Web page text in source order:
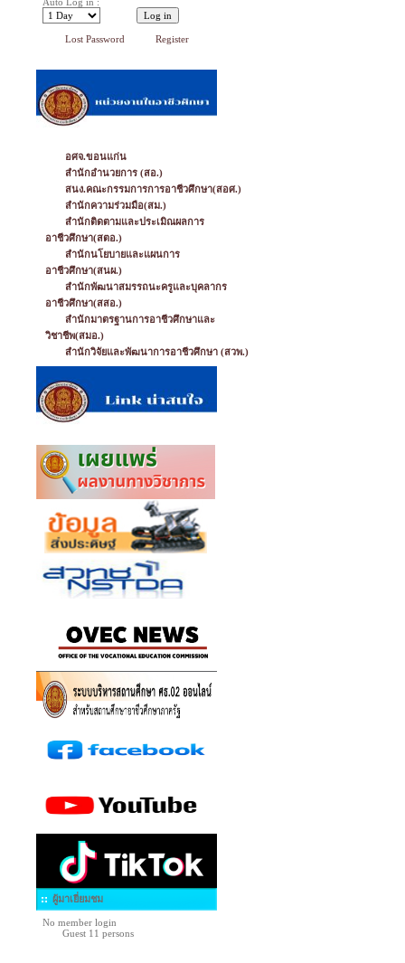
Lost Password Register
อศจ.ขอนแก่น
สำนักอำนวยการ (สอ.)
สนง.คณะกรรมการการอาชีวศึกษา(สอศ.)
สำนักความร่วมมือ(สม.)
สำนักติดตามและประเมิณผลการ
อาชีวศึกษา(สตอ.)
สำนักนโยบายและแผนการ
อาชีวศึกษา(สนผ.)
สำนักพัฒนาสมรรถนะครูและบุคลากร
อาชีวศึกษา(สสอ.)
สำนักมาตรฐานการอาชีวศึกษาและ
วิชาชีพ(สมอ.)
สำนักวิจัยและพัฒนาการอาชีวศึกษา (สวพ.)
ผู้มาเยี่ยมชม
No member login
Guest 11 persons